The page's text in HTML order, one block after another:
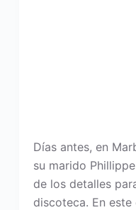
Días antes, en
su marido
de los detalles
discoteca. En